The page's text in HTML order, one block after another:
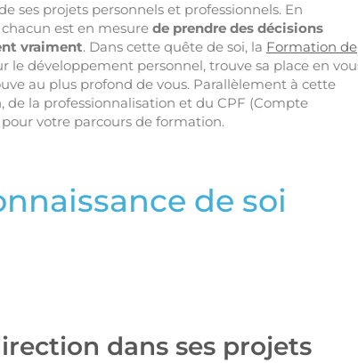
ses projets personnels et professionnels. En
est en mesure de prendre des décisions
vraiment. Dans cette quête de soi, la Formation de
le développement personnel, trouve sa place en
au plus profond de vous. Parallèlement à cette
la professionnalisation et du CPF (Compte
votre parcours de formation.
de soi
dans ses projets